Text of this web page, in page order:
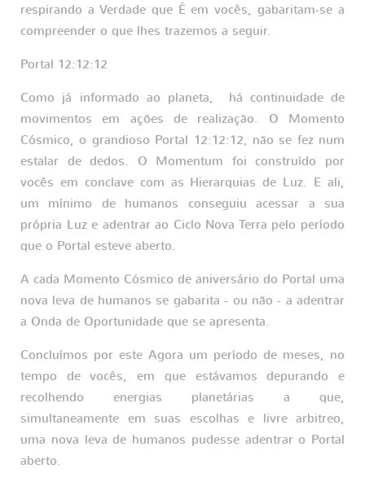
respirando a Verdade que É em vocês, gabaritam-se a
compreender o que lhes trazemos a seguir.
Portal 12:12:12
Como já informado ao planeta, há continuidade de
movimentos em ações de realização. O Momento
Cósmico, o grandioso Portal 12:12:12, não se fez num
estalar de dedos. O Momentum foi construído por
vocês em conclave com as Hierarquias de Luz. E ali,
um mínimo de humanos conseguiu acessar a sua
própria Luz e adentrar ao Ciclo Nova Terra pelo período
que o Portal esteve aberto.
A cada Momento Cósmico de aniversário do Portal uma
nova leva de humanos se gabarita - ou não - a adentrar
a Onda de Oportunidade que se apresenta.
Concluímos por este Agora um período de meses, no
tempo de vocês, em que estávamos depurando e
recolhendo energias planetárias a que,
simultaneamente em suas escolhas e livre arbitreo,
uma nova leva de humanos pudesse adentrar o Portal
aberto.